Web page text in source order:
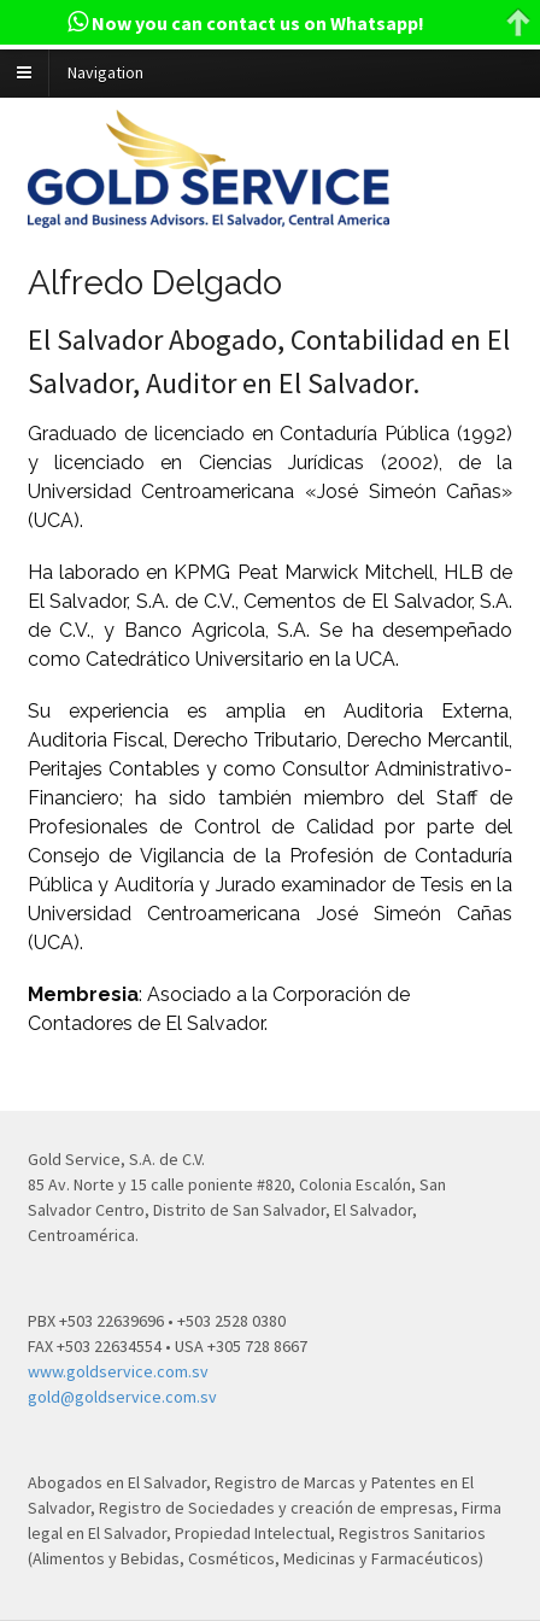
Navigation
Alfredo Delgado
El Salvador Abogado, Contabilidad en El
Salvador, Auditor en El Salvador.
Graduado de licenciado en Contaduría Pública (1992)
y licenciado en Ciencias Jurídicas (2002), de la
Universidad Centroamericana «José Simeón Cañas»
(UCA).
Ha laborado en KPMG Peat Marwick Mitchell, HLB de
El Salvador, S.A. de C.V., Cementos de El Salvador, S.A.
de C.V., y Banco Agricola, S.A. Se ha desempeñado
como Catedrático Universitario en la UCA.
Su experiencia es amplia en Auditoria Externa,
Auditoria Fiscal, Derecho Tributario, Derecho Mercantil,
Peritajes Contables y como Consultor Administrativo-
Financiero; ha sido también miembro del Staff de
Profesionales de Control de Calidad por parte del
Consejo de Vigilancia de la Profesión de Contaduría
Pública y Auditoría y Jurado examinador de Tesis en la
Universidad Centroamericana José Simeón Cañas
(UCA).
Membresia: Asociado a la Corporación de
Contadores de El Salvador.
Gold Service, S.A. de C.V.
85 Av. Norte y 15 calle poniente #820, Colonia Escalón, San
Salvador Centro, Distrito de San Salvador, El Salvador,
Centroamérica.
PBX +503 22639696 • +503 2528 0380
FAX +503 22634554 • USA +305 728 8667
www.goldservice.com.sv
gold@goldservice.com.sv
Abogados en El Salvador, Registro de Marcas y Patentes en El
Salvador, Registro de Sociedades y creación de empresas, Firma
legal en El Salvador, Propiedad Intelectual, Registros Sanitarios
(Alimentos y Bebidas, Cosméticos, Medicinas y Farmacéuticos)
Now you can contact us on Whatsapp!